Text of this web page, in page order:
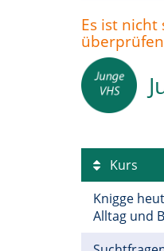
Es ist
Kurs
Knigge
Alltag und